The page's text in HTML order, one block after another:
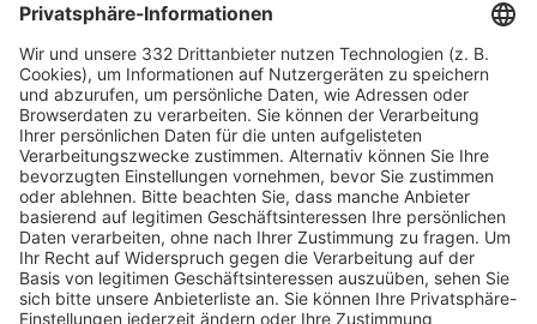
HÄUFIG BESUCHTE SEITEN
Pässe und Vereinswechsel
Trainerausbildung
Schulungsangebot Vereinsmitarbeiter
BFV-Geschäftsstellen
Trainerbörse
Login SpielPlus